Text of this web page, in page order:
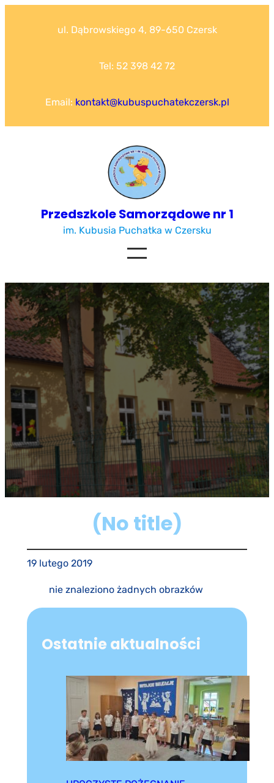
ul. Dąbrowskiego 4, 89-650 Czersk
Tel: 52 398 42 72
Email: kontakt@kubuspuchatekczersk.pl
Przedszkole Samorządowe nr 1
im. Kubusia Puchatka w Czersku
(No title)
19 lutego 2019
nie znaleziono żadnych obrazków
Ostatnie aktualności